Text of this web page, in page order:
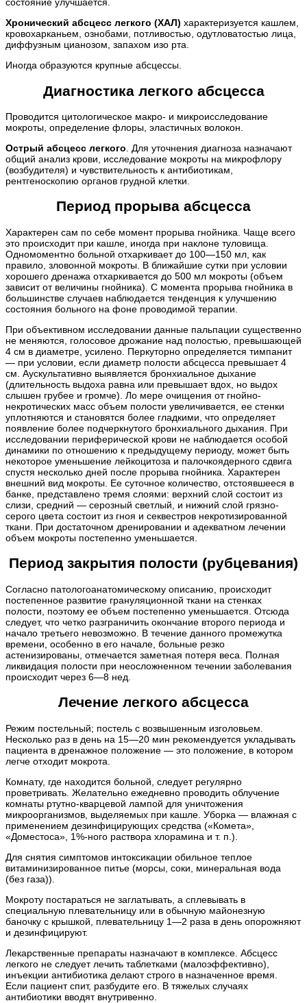
Хронический абсцесс легкого (ХАЛ) характеризуется кашлем,
кровохарканьем, ознобами, потливостью, одутловатостью лица,
диффузным цианозом, запахом изо рта.
Иногда образуются крупные абсцессы.
Диагностика легкого абсцесса
Проводится цитологическое макро- и микроисследование
мокроты, определение флоры, эластичных волокон.
Острый абсцесс легкого . Для уточнения диагноза назначают
общий анализ крови, исследование мокроты на микрофлору
(возбудителя) и чувствительность к антибиотикам,
рентгеноскопию органов грудной клетки.
Период прорыва абсцесса
Характерен сам по себе момент прорыва гнойника. Чаще всего
это происходит при кашле, иногда при наклоне туловища.
Одномоментно больной отхаркивает до 100—150 мл, как
правило, зловонной мокроты. В ближайшие сутки при условии
хорошего дренажа отхаркивается до 500 мл мокроты (объем
зависит от величины гнойника). С момента прорыва гнойника в
большинстве случаев наблюдается тенденция к улучшению
состояния больного на фоне проводимой терапии.
При объективном исследовании данные пальпации существенно
не меняются, голосовое дрожание над полостью, превышающей
4 см в диаметре, усилено. Перкуторно определяется тимпанит
— при условии, если диаметр полости абсцесса превышает 4
см. Аускультативно выявляется бронхиальное дыхание
(длительность выдоха равна или превышает вдох, но выдох
слышен грубее и громче). Ло мере очищения от гнойно-
некротических масс объем полости увеличивается, ее стенки
уплотняются и становятся более гладкими, что определяет
появление более подчеркнутого бронхиального дыхания. При
исследовании периферической крови не наблюдается особой
динамики по отношению к предыдущему периоду, может быть
некоторое уменьшение лейкоцитоза и палочкоядерного сдвига
спустя несколько дней после прорыва гнойника. Характерен
внешний вид мокроты. Ее суточное количество, отстоявшееся в
банке, представлено тремя слоями: верхний слой состоит из
слизи, средний — серозный светлый, и нижний слой грязно-
серого цвета состоит из гноя и секвестров некротизированной
ткани. При достаточном дренировании и адекватном лечении
объем мокроты постепенно уменьшается.
Период закрытия полости (рубцевания)
Согласно патологоанатомическому описанию, происходит
постепенное развитие грануляционной ткани на стенках
полости, поэтому ее объем постепенно уменьшается. Отсюда
следует, что четко разграничить окончание второго периода и
начало третьего невозможно. В течение данного промежутка
времени, особенно в его начале, больные резко
астенизированы, отмечается заметная потеря веса. Полная
ликвидация полости при неосложненном течении заболевания
происходит через 6—8 нед.
Лечение легкого абсцесса
Режим постельный; постель с возвышенным изголовьем.
Несколько раз в день на 15—20 мин рекомендуется укладывать
пациента в дренажное положение — это положение, в котором
легче отходит мокрота.
Комнату, где находится больной, следует регулярно
проветривать. Желательно ежедневно проводить облучение
комнаты ртутно-кварцевой лампой для уничтожения
микроорганизмов, выделяемых при кашле. Уборка — влажная с
применением дезинфицирующих средства («Комета»,
«Доместоса», 1%-ного раствора хлорамина и т. п.).
Для снятия симптомов интоксикации обильное теплое
витаминизированное питье (морсы, соки, минеральная вода
(без газа)).
Мокроту постараться не заглатывать, а сплевывать в
специальную плевательницу или в обычную майонезную
баночку с крышкой, плевательницу 1—2 раза в день опорожняют
и дезинфицируют.
Лекарственные препараты назначают в комплексе. Абсцесс
легкого не следует лечить таблетками (малоэффективно),
инъекции антибиотика делают строго в назначенное время.
Если пациент спит, разбудите его. В тяжелых случаях
антибиотики вводят внутривенно.